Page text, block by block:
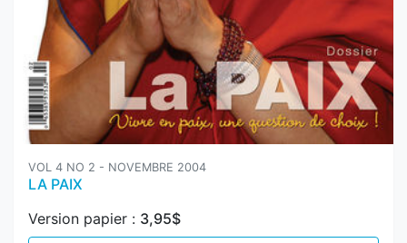
VOL 4 NO 2 - NOVEMBRE 2004
LA PAIX
Version papier :
Ajouter au panier